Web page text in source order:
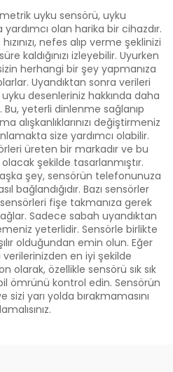
uyku sensörü, uyku
yardımcı olan harika bir cihazdır.
nefes alıp verme şeklinizi
kaldığınızı izleyebilir. Uyurken
herhangi bir şey yapmanıza
Uyandıktan sonra verileri
desenleriniz hakkında daha
yeterli dinlenme sağlanıp
alışkanlıklarınızı değiştirmeniz
size yardımcı olabilir.
üreten bir markadır ve bu
şekilde tasarlanmıştır.
şey, sensörün telefonunuza
bağlandığıdır. Bazı sensörler
fişe takmanıza gerek
Sadece sabah uyandıktan
yeterlidir. Sensörle birlikte
olduğundan emin olun. Eğer
verilerinizden en iyi şekilde
olarak, özellikle sensörü sık sık
ömrünü kontrol edin. Sensörün
sizi yarı yolda bırakmamasını